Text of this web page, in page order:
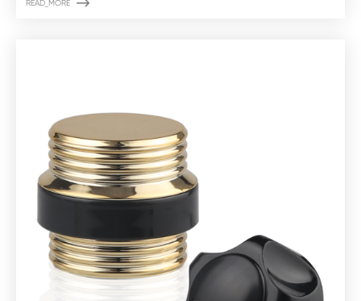
READ_MORE 